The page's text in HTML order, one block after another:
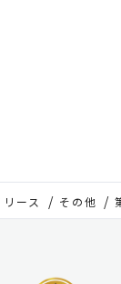
ース その他